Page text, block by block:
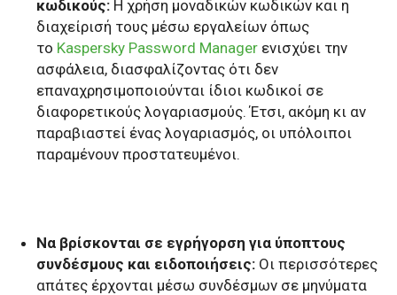
κωδικούς: Η χρήση μοναδικών κωδικών και η
διαχείρισή τους μέσω εργαλείων όπως
το Kaspersky Password Manager ενισχύει την
ασφάλεια, διασφαλίζοντας ότι δεν
επαναχρησιμοποιούνται ίδιοι κωδικοί σε
διαφορετικούς λογαριασμούς. Έτσι, ακόμη κι αν
παραβιαστεί ένας λογαριασμός, οι υπόλοιποι
παραμένουν προστατευμένοι.
Να βρίσκονται σε εγρήγορση για ύποπτους
συνδέσμους και ειδοποιήσεις: Οι περισσότερες
απάτες έρχονται μέσω συνδέσμων σε μηνύματα